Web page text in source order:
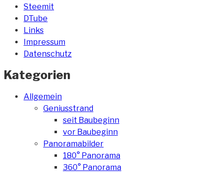
Steemit
DTube
Links
Impressum
Datenschutz
Kategorien
Allgemein
Geniusstrand
seit Baubeginn
vor Baubeginn
Panoramabilder
180° Panorama
360° Panorama